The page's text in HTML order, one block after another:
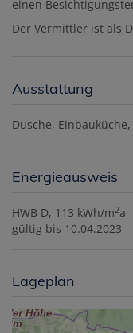
einen
Der Vermittler ist als
Ausstattung
Dusche Einbauküche
Energieausweis
HWB D, 113 kWh/m2a
gültig bis 10.04.2023
Lageplan